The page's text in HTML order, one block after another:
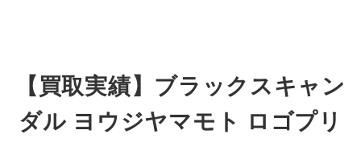
【買取実績】ブラックスキャン
ダル ヨウジヤマモト ロゴプリ